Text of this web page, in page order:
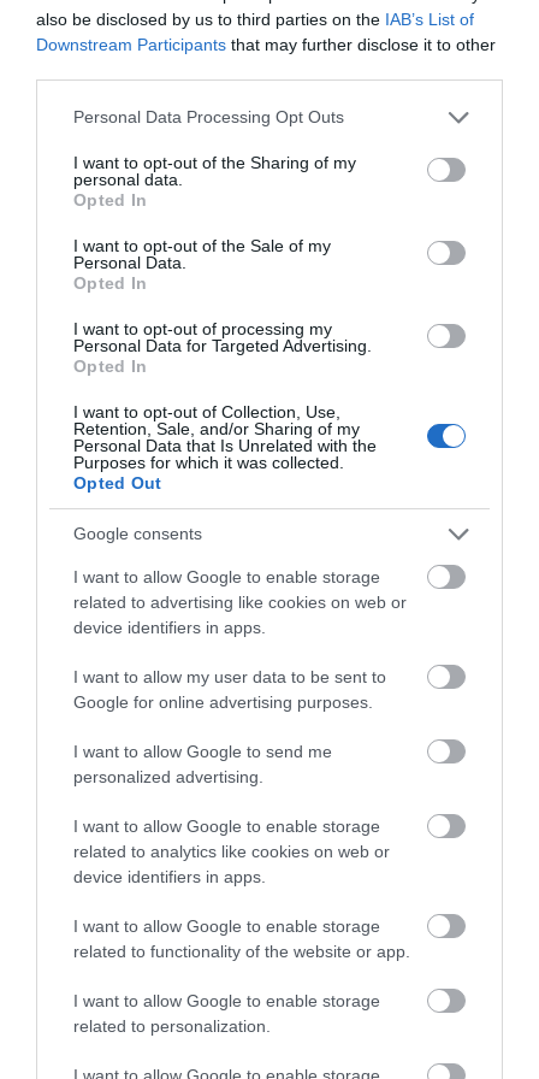
also be disclosed by us to third parties on the IAB’s List of
Downstream Participants that may further disclose it to other
Please note that this website/app uses one or more Google
not limited to your visit or usage behaviour. You may click to
grant or deny consent to Google and its third-party tags to
use your data for below specified purposes in below Google
consent section.
Personal Data Processing Opt Outs
I want to opt-out of the Sharing of my
personal data.
Opted In
I want to opt-out of the Sale of my
Personal Data.
Opted In
I want to opt-out of processing my
Personal Data for Targeted Advertising.
Opted In
I want to opt-out of Collection, Use,
Retention, Sale, and/or Sharing of my
Personal Data that Is Unrelated with the
Purposes for which it was collected.
Opted Out
Google consents
I want to allow Google to enable storage
related to advertising like cookies on web or
device identifiers in apps.
I want to allow my user data to be sent to
Google for online advertising purposes.
I want to allow Google to send me
personalized advertising.
I want to allow Google to enable storage
related to analytics like cookies on web or
device identifiers in apps.
I want to allow Google to enable storage
related to functionality of the website or app.
I want to allow Google to enable storage
related to personalization.
I want to allow Google to enable storage
TAGS: ΓΙΟΡΤΕΣ ΕΙΔΗΣΕΙΣ
ΕΙΔΗΣΕΙΣ ΕΥΒΟΙΑ
ΕΙΔΗΣΕΙΣ ΣΗΜΕΡΑ
ΚΥΚΛΟΦΟΡΙΑΚΕΣ ΡΥΘΜΙΣΕΙΣ
ΝΕΑ
ΝΕΑ ΕΥΒΟΙΑ
ΤΡΟΧΑΙΑ
ΦΟΡΤΗΓΑ
ΡΟΗ ΕΙΔΗΣΕΩΝ
Ο μικρός μουσικός που έγινε το
πρόσωπο της βραδιάς σε
πανηγύρι της Εύβοιας
06.08.2026 | 12:45
Ελλάδα: Νέες επενδύσεις 1 δισ.
έως το 2028 για την Ενέργεια
Θλίψη στην Εύβοια: Άνδρας έχασε
την ζωή του
Φωτιά στη Δυτική Αττική: Αυτά
είναι τα μέτρα ενίσχυσης των
πυρόπληκτων
06.08.2026 | 12:00
ποδοσφαιρική ομάδα
06.08.2026 | 11:45
Τουρισμός για Όλους 2026-2027:
Ποιοι ΑΦΜ μπορούν να
καταθέσουν σήμερα αίτηση
06.08.2026 | 11:30
σπιτιού στην Εύβοια – Εικόνες
06.08.2026 | 11:15
Όλες οι τελευταίες ειδήσεις
ΠΕΡΙΣΣΟΤΕΡΑ ΑΠΟ ΕΙΔΗΣΕΙΣ ΕΥΒΟΙΑ